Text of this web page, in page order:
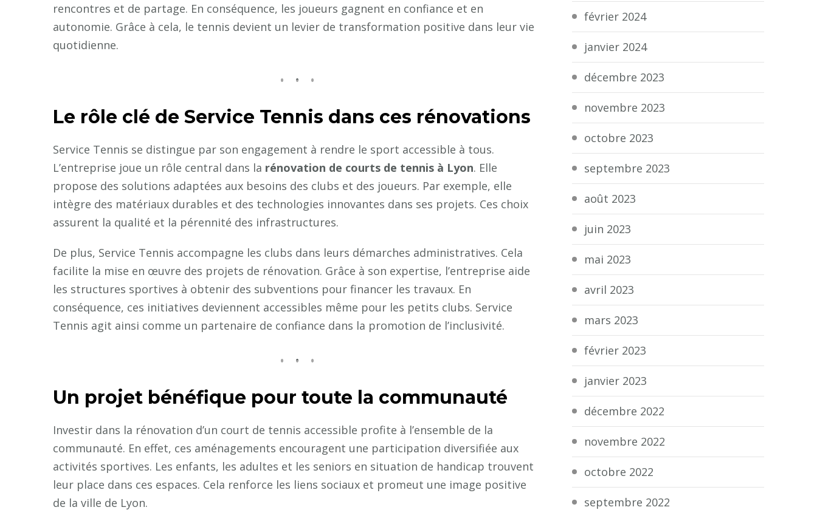
rencontres et de partage. En conséquence, les joueurs gagnent en confiance et en
autonomie. Grâce à cela, le tennis devient un levier de transformation positive dans leur vie
quotidienne.
Le rôle clé de Service Tennis dans ces rénovations
Service Tennis se distingue par son engagement à rendre le sport accessible à tous.
L’entreprise joue un rôle central dans la rénovation de courts de tennis à Lyon. Elle
propose des solutions adaptées aux besoins des clubs et des joueurs. Par exemple, elle
intègre des matériaux durables et des technologies innovantes dans ses projets. Ces choix
assurent la qualité et la pérennité des infrastructures.
De plus, Service Tennis accompagne les clubs dans leurs démarches administratives. Cela
facilite la mise en œuvre des projets de rénovation. Grâce à son expertise, l’entreprise aide
les structures sportives à obtenir des subventions pour financer les travaux. En
conséquence, ces initiatives deviennent accessibles même pour les petits clubs. Service
Tennis agit ainsi comme un partenaire de confiance dans la promotion de l’inclusivité.
Un projet bénéfique pour toute la communauté
Investir dans la rénovation d’un court de tennis accessible profite à l’ensemble de la
communauté. En effet, ces aménagements encouragent une participation diversifiée aux
activités sportives. Les enfants, les adultes et les seniors en situation de handicap trouvent
leur place dans ces espaces. Cela renforce les liens sociaux et promeut une image positive
de la ville de Lyon.
février 2024
janvier 2024
décembre 2023
novembre 2023
octobre 2023
septembre 2023
août 2023
juin 2023
mai 2023
avril 2023
mars 2023
février 2023
janvier 2023
décembre 2022
novembre 2022
octobre 2022
septembre 2022